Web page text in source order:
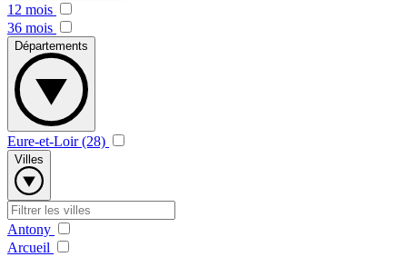
12 mois
36 mois
Départements
Eure-et-Loir (28)
Villes
Antony
Arcueil